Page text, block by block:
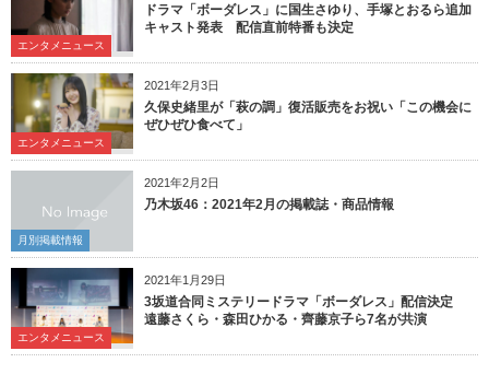
エンタメニュース
ドラマ「ボーダレス」に国生さゆり、手塚とおるら追加
キャスト発表 配信直前特番も決定
2021年2月3日
エンタメニュース
久保史緒里が「萩の調」復活販売をお祝い「この機会に
ぜひぜひ食べて」
2021年2月2日
月別掲載情報
乃木坂46：2021年2月の掲載誌・商品情報
2021年1月29日
エンタメニュース
3坂道合同ミステリードラマ「ボーダレス」配信決定
遠藤さくら・森田ひかる・齊藤京子ら7名が共演